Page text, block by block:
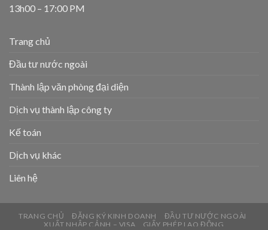
13h00 – 17:00 PM
Trang chủ
Đầu tư nước ngoài
Thành lập văn phòng đại diện
Dịch vụ thành lập công ty
Kế toán
Dịch vụ khác
Liên hệ
TRANG CHỦ ĐĂNG KÝ KINH DOANH
ĐẦU TƯ NƯỚC NGOÀI
XUẤT NHẬP CẢNH – VISA
GIẤY PHÉP LAO ĐỘNG